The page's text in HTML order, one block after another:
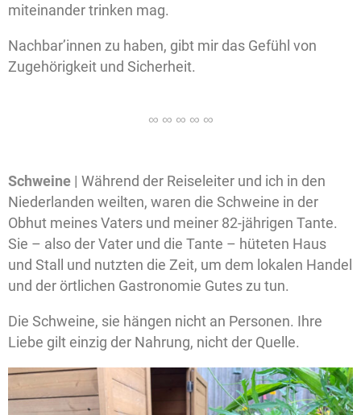
miteinander trinken mag.
Nachbar’innen zu haben, gibt mir das Gefühl von
Zugehörigkeit und Sicherheit.
Schweine | Während der Reiseleiter und ich in den
Niederlanden weilten, waren die Schweine in der
Obhut meines Vaters und meiner 82-jährigen Tante.
Sie – also der Vater und die Tante – hüteten Haus
und Stall und nutzten die Zeit, um dem lokalen Handel
und der örtlichen Gastronomie Gutes zu tun.
Die Schweine, sie hängen nicht an Personen. Ihre
Liebe gilt einzig der Nahrung, nicht der Quelle.